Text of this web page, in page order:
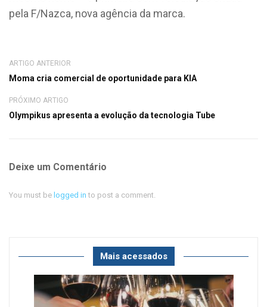
pela F/Nazca, nova agência da marca.
ARTIGO ANTERIOR
Moma cria comercial de oportunidade para KIA
PRÓXIMO ARTIGO
Olympikus apresenta a evolução da tecnologia Tube
Deixe um Comentário
You must be logged in to post a comment.
Mais acessados